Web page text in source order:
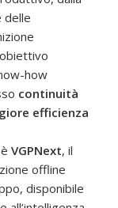
delle
how
continuità
efficienza
VGPNext, il
offline
disponibile